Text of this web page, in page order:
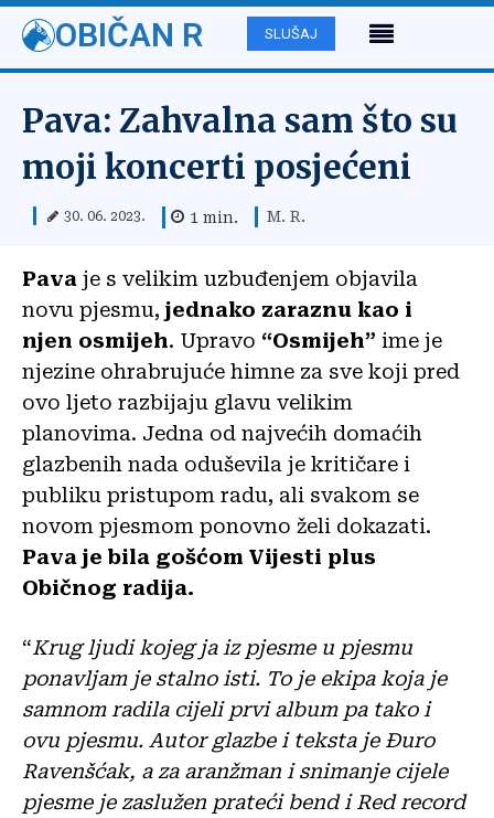
OBIČAN R SLUŠAJ
Pava: Zahvalna sam što su
moji koncerti posjećeni
30. 06. 2023. 1 min. M. R.
Pava je s velikim uzbuđenjem objavila
novu pjesmu, jednako zaraznu kao i
njen osmijeh. Upravo “Osmijeh” ime je
njezine ohrabrujuće himne za sve koji pred
ovo ljeto razbijaju glavu velikim
planovima. Jedna od najvećih domaćih
glazbenih nada oduševila je kritičare i
publiku pristupom radu, ali svakom se
novom pjesmom ponovno želi dokazati.
Pava je bila gošćom Vijesti plus
Običnog radija.
“Krug ljudi kojeg ja iz pjesme u pjesmu
ponavljam je stalno isti. To je ekipa koja je
samnom radila cijeli prvi album pa tako i
ovu pjesmu. Autor glazbe i teksta je Đuro
Ravenšćak, a za aranžman i snimanje cijele
pjesme je zaslužen prateći bend i Red record